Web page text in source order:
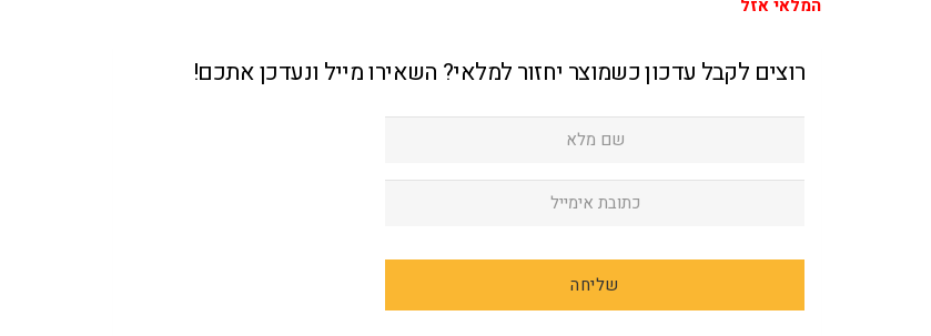
המלאי אזל
רוצים לקבל עדכון כשמוצר יחזור למלאי? השאירו מייל ונעדכן אתכם!